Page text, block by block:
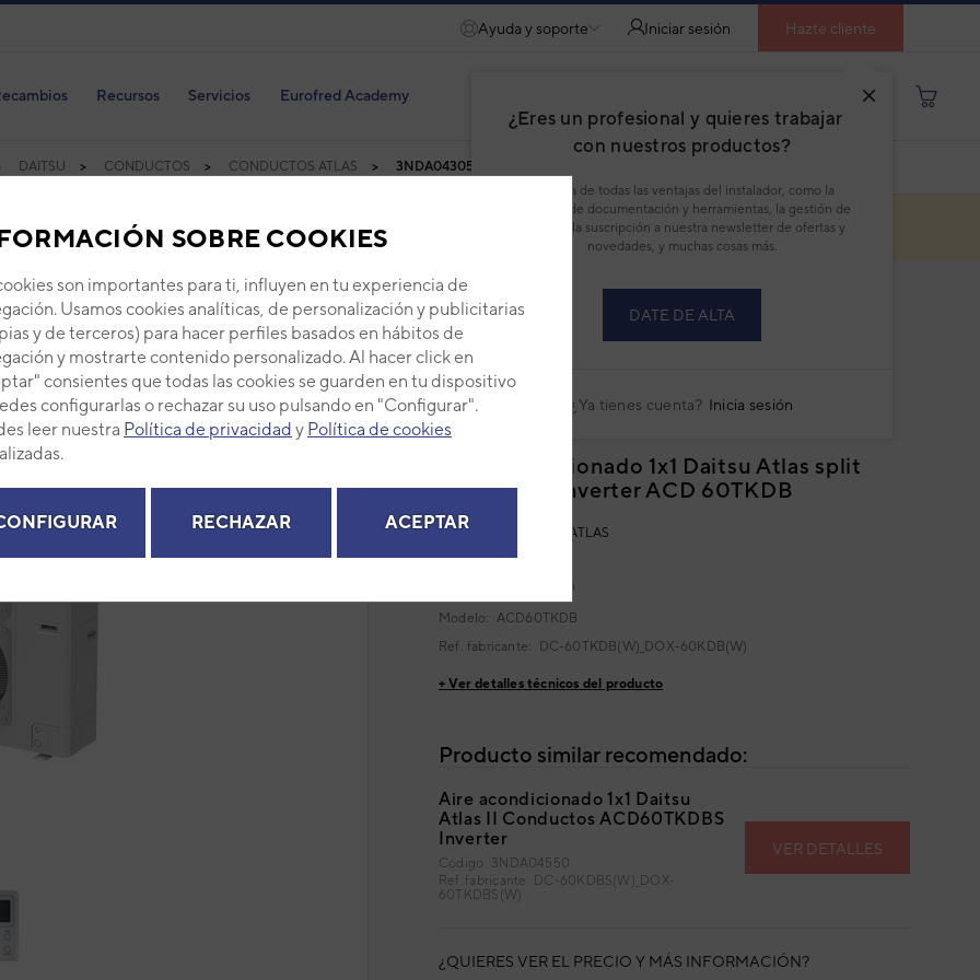
SOBRE COOKIES
son importantes para ti, influyen en tu experiencia de
Usamos cookies analíticas, de personalización y publicitarias
y de terceros) para hacer perfiles basados en hábitos de
y mostrarte contenido personalizado. Al hacer click en
consientes que todas las cookies se guarden en tu dispositivo
configurarlas o rechazar su uso pulsando en "Configurar".
leer nuestra Política de privacidad y Política de cookies
RECHAZAR ACEPTAR
Ayuda y soporte Iniciar sesión
¿Eres un profesional y quieres trabajar
con nuestros productos?
Disfruta de todas las ventajas del instalador, como la
descarga de documentación y herramientas, la gestión de
pedidos, la suscripción a nuestra newsletter de ofertas y
novedades, y muchas cosas más.
DATE DE ALTA
¿Ya tienes cuenta? Inicia sesión
Hazte cliente
Recursos Servicios Eurofred Academy
DAITSU CONDUCTOS CONDUCTOS ATLAS 3NDA04305
Producto descatalogado
Aire acondicionado 1x1 Daitsu Atlas split
conductos Inverter ACD 60TKDB
Serie CONDUCTOS ATLAS
Código:3NDA04305
EAN: 8432884579419
Modelo: ACD60TKDB
Ref. fabricante:
DC-60TKDB(W)_DOX-60KDB(W)
+ Ver detalles técnicos del producto
Producto similar recomendado:
Aire acondicionado 1x1 Daitsu
Atlas II Conductos ACD60TKDBS
Inverter
Código: 3NDA04550
Ref. fabricante: DC-60KDBS(W)_DOX-
60TKDBS(W)
VER DETALLES
¿QUIERES VER EL PRECIO Y MÁS INFORMACIÓN?